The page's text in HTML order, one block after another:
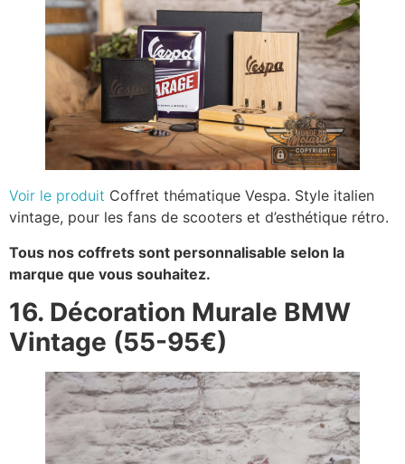
Voir le produit Coffret thématique Vespa. Style italien
vintage, pour les fans de scooters et d’esthétique rétro.
Tous nos coffrets sont personnalisable selon la
marque que vous souhaitez.
16. Décoration Murale BMW
Vintage (55-95€)